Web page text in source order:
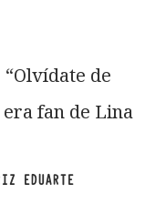
de
fan de Lina
EDUARTE